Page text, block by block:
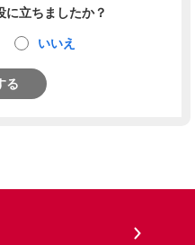
に立ちましたか？
いいえ
る